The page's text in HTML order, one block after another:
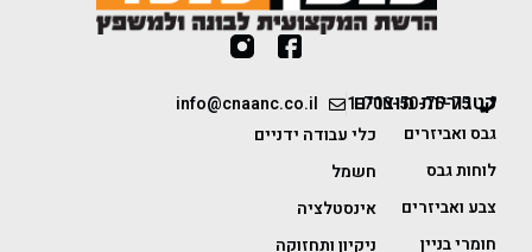
1-700-50-75-75
info@cnaanc.co.il קטגוריות מוצרים
גבס ואביזרים
לוחות גבס
צבע ואביזרים
חומרי בניין
כלי עבודה ידניים
חשמל
אינסטלציה
ניקיון ותחזוקה